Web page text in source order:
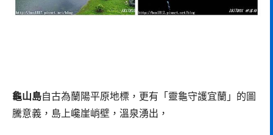
龜山島自古為蘭陽平原地標，更有「靈龜守護宜蘭」的圖
騰意義，島上巉崖峭壁，溫泉湧出，